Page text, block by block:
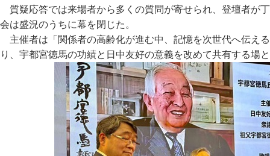
質疑応答では来場者から多くの質問が寄せられ、登壇者が
会は盛況のうちに幕を閉じた。
主催者は「関係者の高齢化が進む中、記憶を次世代へ伝え
り、宇都宮徳馬の功績と日中友好の意義を改めて共有する場